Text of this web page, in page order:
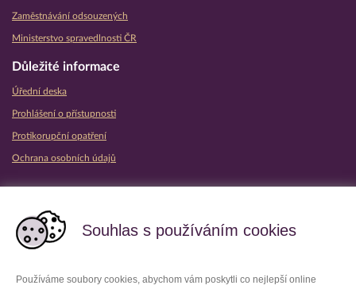
Souhlas s používáním cookies
Používáme soubory cookies, abychom vám poskytli co nejlepší online
Zaměstnávání odsouzených
Ministerstvo spravedlnosti ČR
Důležité informace
Úřední deska
Prohlášení o přístupnosti
Protikorupční opatření
Ochrana osobních údajů